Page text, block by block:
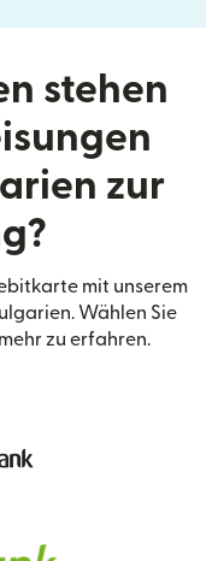
stehen
zur
mit unserem
Wählen Sie
zu erfahren.